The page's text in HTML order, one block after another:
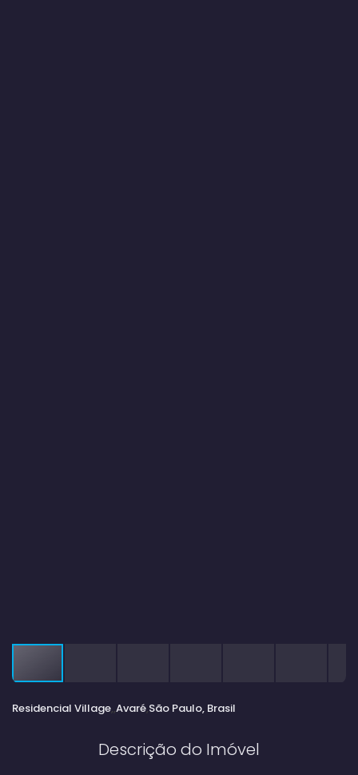
Residencial Village Avaré São Paulo, Brasil
Descrição do Imóvel